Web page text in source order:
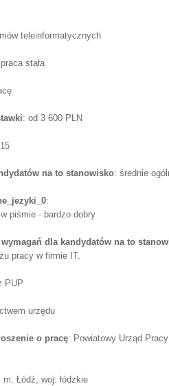
teleinformatycznych
stała
: od 3 600 PLN
na to stanowisko: średnie
:
piśmie - bardzo dobry
dla kandydatów na to
pracy w firmie IT.
PUP
urzędu
o pracę: Powiatowy Urząd
Łódź, woj: łódzkie